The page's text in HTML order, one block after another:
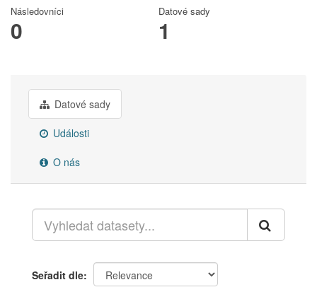
Následovníci
0
Datové sady
1
Datové sady
Události
O nás
Seřadit dle